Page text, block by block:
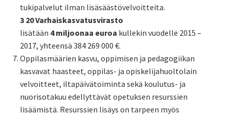
tukipalvelut ilman lisäsäästövelvoitteita.
3 20 Varhaiskasvatusvirasto
lisätään 4 miljoonaa euroa kullekin vuodelle 2015 –
2017, yhteensä 384 269 000 €.
Oppilasmäärien kasvu, oppimisen ja pedagogiikan
kasvavat haasteet, oppilas- ja opiskelijahuoltolain
velvoitteet, iltapäivätoiminta sekä koulutus- ja
nuorisotakuu edellyttävät opetuksen resurssien
lisäämistä. Resurssien lisäys on tarpeen myös